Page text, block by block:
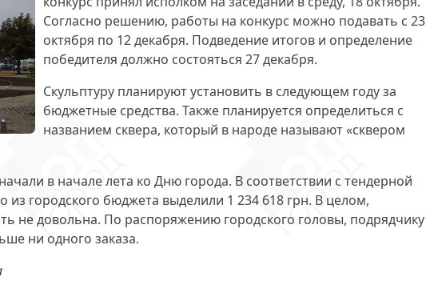
Согласно решению, работы на конкурс можно подавать с 23
октября по 12 декабря. Подведение итогов и определение
победителя должно состояться 27 декабря.
Скульптуру планируют установить в следующем году за
бюджетные средства. Также планируется определиться с
названием сквера, который в народе называют «сквером
в начале лета ко Дню города. В соответствии с тендерной
из городского бюджета выделили 1 234 618 грн. В целом,
не довольна. По распоряжению городского головы, подрядчику
ни одного заказа.